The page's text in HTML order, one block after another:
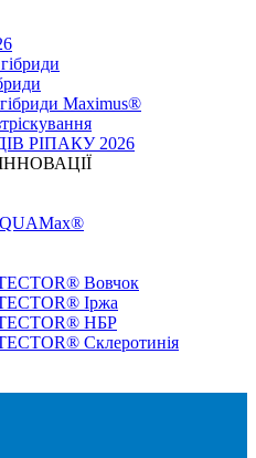
Maximus®
РІПАКУ 2026
Вовчок
Іржа
НБР
Склеротинія